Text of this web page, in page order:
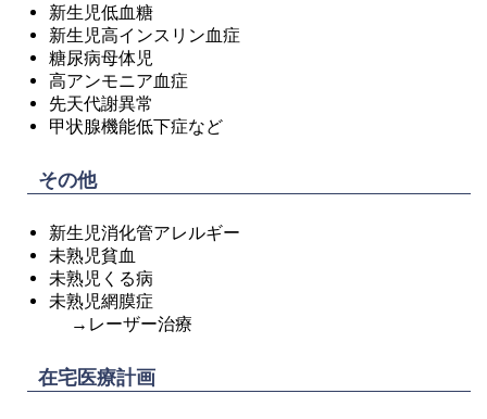
新生児低血糖
新生児高インスリン血症
糖尿病母体児
高アンモニア血症
先天代謝異常
甲状腺機能低下症など
その他
新生児消化管アレルギー
未熟児貧血
未熟児くる病
未熟児網膜症
→レーザー治療
在宅医療計画